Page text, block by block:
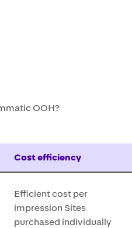
OOH?
Cost efficiency
Efficient cost per
impression​ Sites
purchased individually